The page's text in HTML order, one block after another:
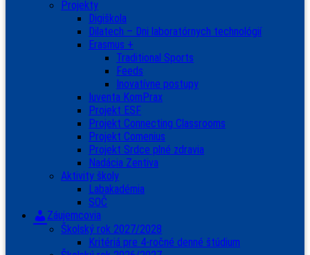
Projekty
Digiškola
Dilatech – Dni laboratórnych technológií
Erasmus +
Traditional Sports
Feeds
Inovatívne postupy
Iuventa KomPrax
Projekt ESF
Projekt Connecting Classrooms
Projekt Comenius
Projekt Srdce plné zdravia
Nadácia Zentiva
Aktivity školy
Labakadémia
SOČ
Záujemcovia
Školský rok 2027/2028
Kritériá pre 4-ročné denné štúdium